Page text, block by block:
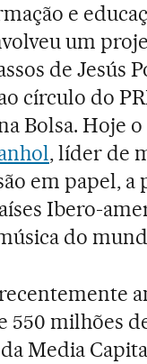
e
um
de Jesús
círculo do
Bolsa. Hoje
, líder de
em papel,
Ibero-
do
550 milhões
da Media